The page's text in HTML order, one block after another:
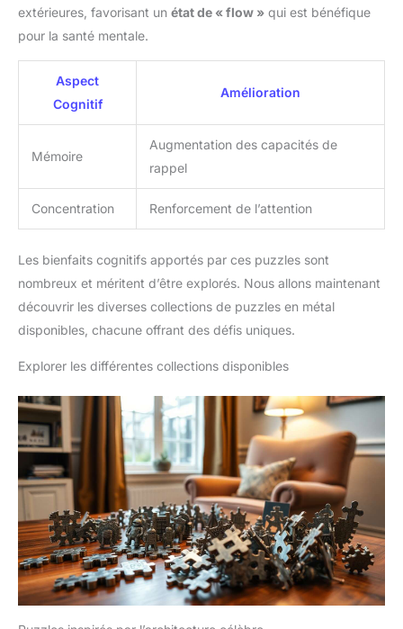
extérieures, favorisant un état de « flow » qui est bénéfique
pour la santé mentale.
Aspect
Cognitif
Amélioration
Mémoire
Augmentation des capacités de
rappel
Concentration Renforcement de l’attention
Les bienfaits cognitifs apportés par ces puzzles sont
nombreux et méritent d’être explorés. Nous allons maintenant
découvrir les diverses collections de puzzles en métal
disponibles, chacune offrant des défis uniques.
Explorer les différentes collections disponibles